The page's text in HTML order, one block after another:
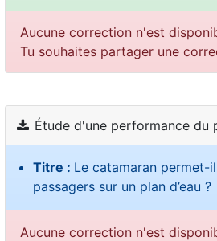
Aucune correction n'est
Tu souhaites partager une
Étude d'une performance du
Titre : Le catamaran permet-
passagers sur un plan d’eau ?
Aucune correction n'est